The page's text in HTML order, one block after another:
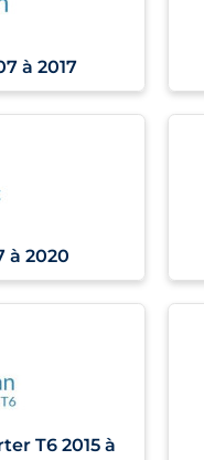
à 2017
à 2020
T6 2015 à